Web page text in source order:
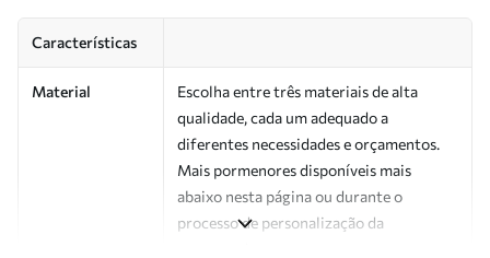
Características
Material
Escolha entre três materiais de alta
qualidade, cada um adequado a
diferentes necessidades e orçamentos.
Mais pormenores disponíveis mais
abaixo nesta página ou durante o
processo de personalização da